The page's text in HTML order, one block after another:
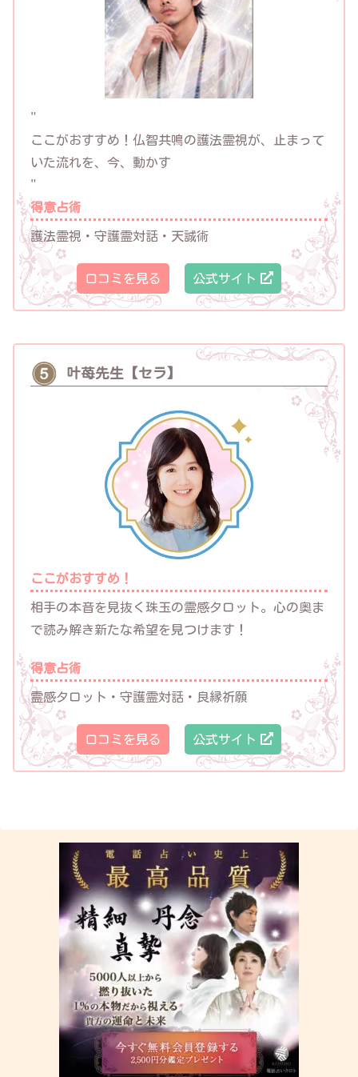
"
ここがおすすめ！ 仏智共鳴の護法霊視が、止まって
いた流れを、今、動かす
"
得意占術
護法霊視・守護霊対話・天誠術
口コミを見る 公式サイト
叶苺先生【セラ】
ここがおすすめ！
相手の本音を見抜く珠玉の霊感タロット。心の奥ま
で読み解き新たな希望を見つけます！
得意占術
霊感タロット・守護霊対話・良縁祈願
口コミを見る 公式サイト